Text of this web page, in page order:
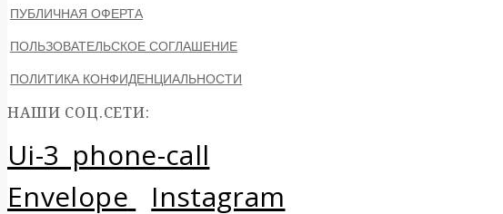
ПУБЛИЧНАЯ ОФЕРТА
ПОЛЬЗОВАТЕЛЬСКОЕ СОГЛАШЕНИЕ
ПОЛИТИКА КОНФИДЕНЦИАЛЬНОСТИ
НАШИ СОЦ.СЕТИ:
Ui-3_phone-call
Envelope
Instagram